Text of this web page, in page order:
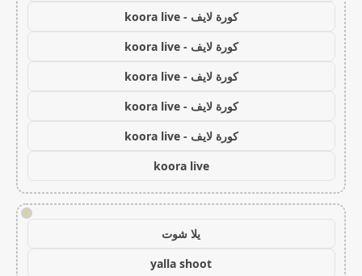
كورة لايف - koora live
كورة لايف - koora live
كورة لايف - koora live
كورة لايف - koora live
كورة لايف - koora live
koora live
!
يلا شوت
yalla shoot